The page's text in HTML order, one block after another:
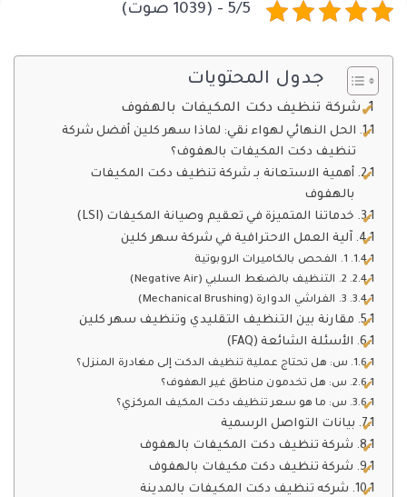
5/5 - (1039 صوت)
جدول المحتويات
شركة تنظيف دكت المكيفات بالهفوف
الحل النهائي لهواء نقي: لماذا سهر كلين أفضل شركة
تنظيف دكت المكيفات بالهفوف؟
أهمية الاستعانة بـ شركة تنظيف دكت المكيفات
بالهفوف
خدماتنا المتميزة في تعقيم وصيانة المكيفات (LSI)
آلية العمل الاحترافية في شركة سهر كلين
1. الفحص بالكاميرات الروبوتية
2. التنظيف بالضغط السلبي (Negative Air)
3. الفراشي الدوارة (Mechanical Brushing)
مقارنة بين التنظيف التقليدي وتنظيف سهر كلين
الأسئلة الشائعة (FAQ)
س: هل تحتاج عملية تنظيف الدكت إلى مغادرة المنزل؟
س: هل تخدمون مناطق غير الهفوف؟
س: ما هو سعر تنظيف دكت المكيف المركزي؟
بيانات التواصل الرسمية
شركة تنظيف دكت المكيفات بالهفوف
شركة تنظيف دكت مكيفات بالهفوف
شركه تنظيف دكت المكيفات بالمدينة